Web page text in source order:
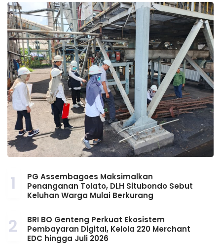
1
PG Assembagoes Maksimalkan
Penanganan Tolato, DLH Situbondo Sebut
Keluhan Warga Mulai Berkurang
2
BRI BO Genteng Perkuat Ekosistem
Pembayaran Digital, Kelola 220 Merchant
EDC hingga Juli 2026